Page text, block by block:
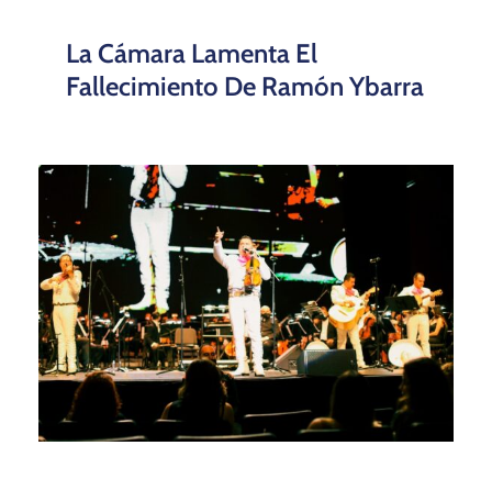
World Meeting Forum México
Visitan La Cámara